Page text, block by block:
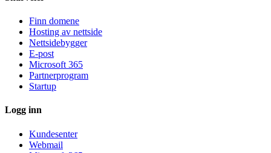
Finn domene
Hosting av nettside
Nettsidebygger
E-post
Microsoft 365
Partnerprogram
Startup
Logg inn
Kundesenter
Webmail